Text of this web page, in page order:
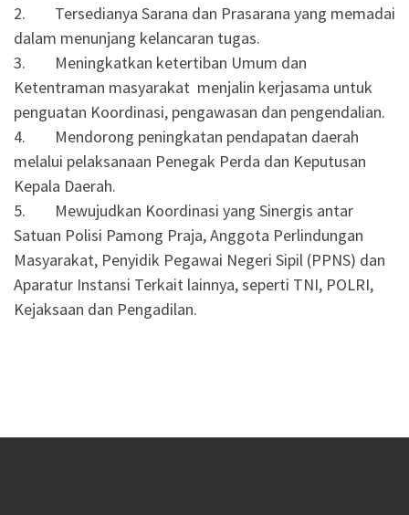
2. Tersedianya Sarana dan Prasarana yang memadai
dalam menunjang kelancaran tugas.
3. Meningkatkan ketertiban Umum dan
Ketentraman masyarakat menjalin kerjasama untuk
penguatan Koordinasi, pengawasan dan pengendalian.
4. Mendorong peningkatan pendapatan daerah
melalui pelaksanaan Penegak Perda dan Keputusan
Kepala Daerah.
5. Mewujudkan Koordinasi yang Sinergis antar
Satuan Polisi Pamong Praja, Anggota Perlindungan
Masyarakat, Penyidik Pegawai Negeri Sipil (PPNS) dan
Aparatur Instansi Terkait lainnya, seperti TNI, POLRI,
Kejaksaan dan Pengadilan.